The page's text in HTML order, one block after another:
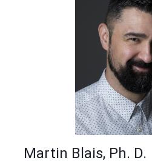
Martin Blais, Ph. D.